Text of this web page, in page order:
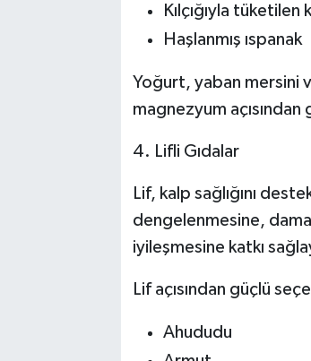
Kılçığıyla
Haşlanmış ıspanak
Yoğurt, yaban mersini
magnezyum
4. Lifli Gıdalar
Lif, kalp sağlığını
dengelenmesine,
iyileşmesine katkı
Lif açısından güçlü
Ahududu